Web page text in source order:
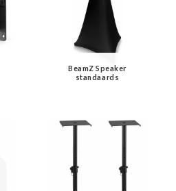
BeamZ Speaker
standaards